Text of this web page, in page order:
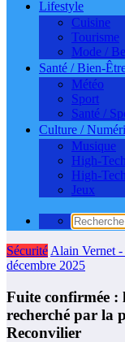
Lifestyle
Cuisine
Tourisme
Mode /
Santé / Bien-
Météo
Sport
Santé /
Culture /
Musique
High-
High-Tech
Jeux
Sécurité Alain Vernet
décembre 2025
Fuite confirmée :
recherché par la
Reconvilier